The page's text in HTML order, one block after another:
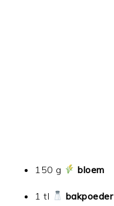
150 g bloem
1 tl bakpoeder